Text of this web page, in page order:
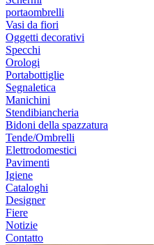
portaombrelli
Vasi da fiori
Oggetti decorativi
Specchi
Orologi
Portabottiglie
Segnaletica
Manichini
Stendibiancheria
Bidoni della spazzatura
Tende/Ombrelli
Elettrodomestici
Pavimenti
Igiene
Cataloghi
Designer
Fiere
Notizie
Contatto